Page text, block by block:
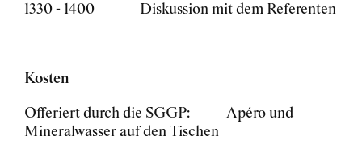
1330 - 1400 Diskussion mit dem Referenten
Kosten
Offeriert durch die SGGP: Apéro und
Mineralwasser auf den Tischen